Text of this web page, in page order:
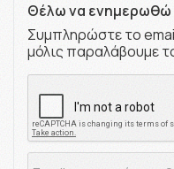
Θέλω να ενημερωθώ
Συμπληρώστε το
μόλις παραλάβουμε